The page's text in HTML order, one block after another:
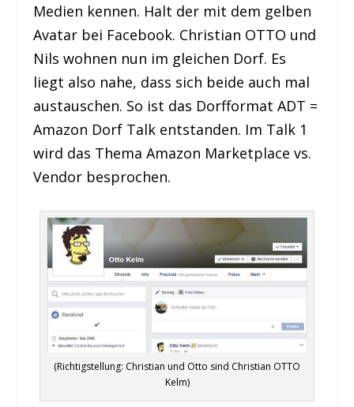
Medien kennen. Halt der mit dem gelben
Avatar bei Facebook. Christian OTTO und
Nils wohnen nun im gleichen Dorf. Es
liegt also nahe, dass sich beide auch mal
austauschen. So ist das Dorfformat ADT =
Amazon Dorf Talk entstanden. Im Talk 1
wird das Thema Amazon Marketplace vs.
Vendor besprochen.
(Richtigstellung: Christian und Otto sind Christian OTTO
Kelm)